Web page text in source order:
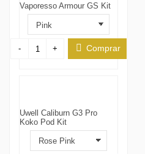
Vaporesso Armour GS Kit
- + Comprar
Uwell Caliburn G3 Pro
Koko Pod Kit